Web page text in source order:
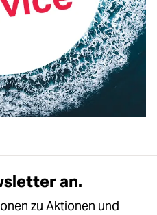
an.
zu Aktionen und